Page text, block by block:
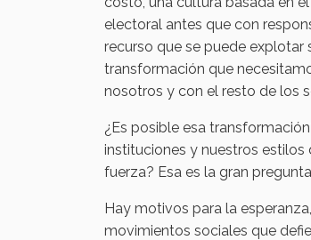
electoral antes que con
recurso que se puede explotar
transformación que
nosotros y con el resto de los
¿Es posible esa
instituciones y nuestros
fuerza? Esa es la gran
Hay motivos para la
movimientos sociales que